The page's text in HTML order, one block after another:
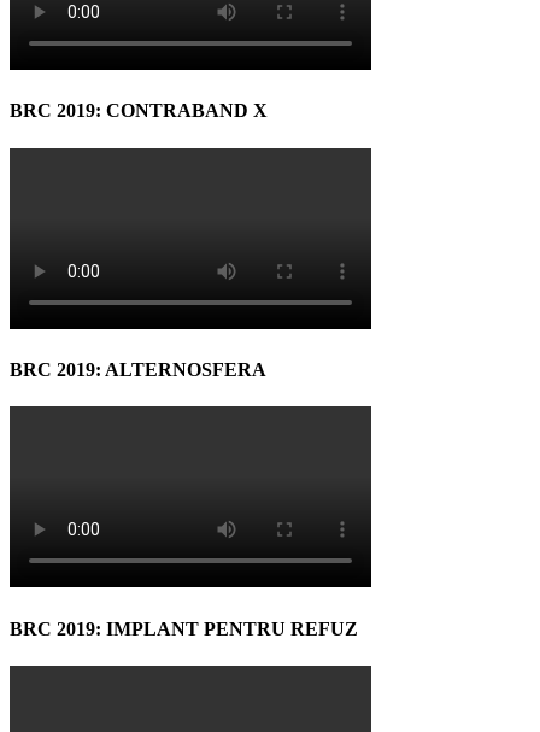
BRC 2019: CONTRABAND X
BRC 2019: ALTERNOSFERA
BRC 2019: IMPLANT PENTRU REFUZ